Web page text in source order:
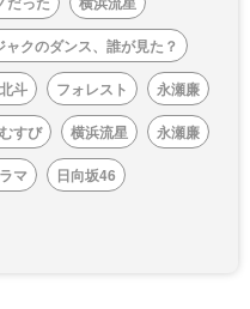
ャクのダンス、誰が見た？
斗 フォレスト
永瀬廉
すび 横浜流星
永瀬廉
マ
日向坂46